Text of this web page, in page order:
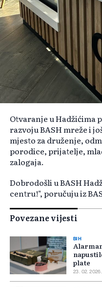
Otvaranje u Hadžićima
razvoju BASH mreže i
mjesto za druženje,
porodice, prijatelje,
zalogaja.
Dobrodošli u BASH
centru!", poručuju iz
Povezane vijesti
BIH
plate
23. 02. 2026.